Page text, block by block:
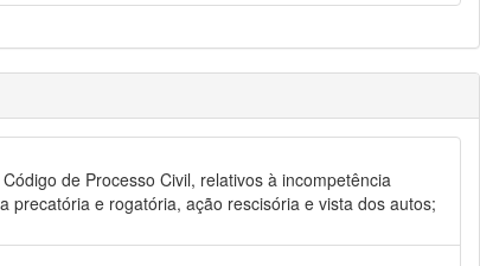
de Processo Civil, relativos à incompetência
precatória e rogatória, ação rescisória e vista dos autos;